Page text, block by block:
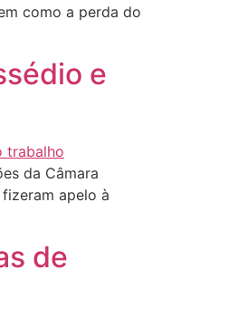
como a perda do
e
da Câmara
apelo à
de